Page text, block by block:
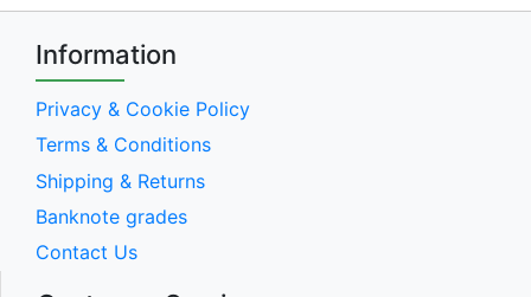
Information
Privacy & Cookie Policy
Terms & Conditions
Shipping & Returns
Banknote grades
Contact Us